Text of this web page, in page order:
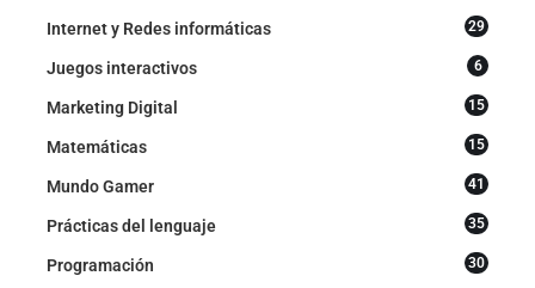
Internet y Redes informáticas 29
Juegos interactivos 6
Marketing Digital 15
Matemáticas 15
Mundo Gamer 41
Prácticas del lenguaje 35
Programación 30